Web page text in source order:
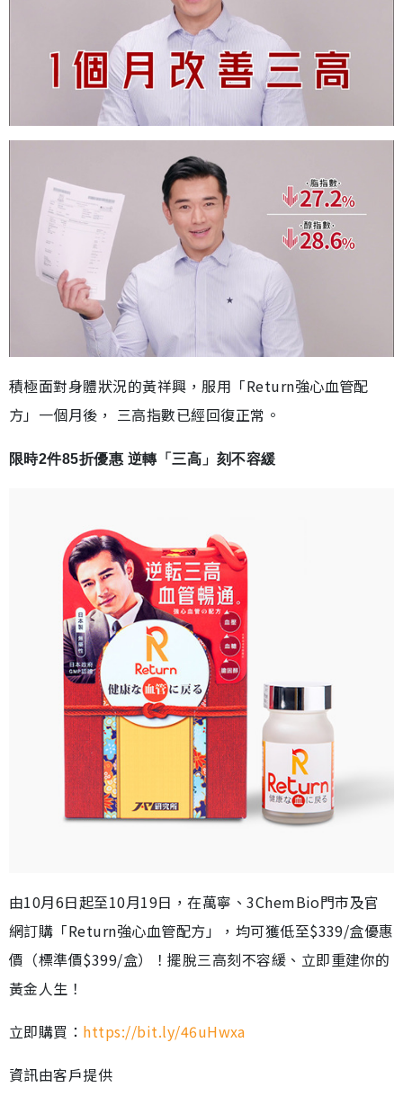
積極面對身體狀況的黃祥興，服用「Return強心血管配
方」一個月後， 三高指數已經回復正常。
限時2件85折優惠 逆轉「三高」刻不容緩
由10月6日起至10月19日，在萬寧、3ChemBio門市及官
網訂購「Return強心血管配方」，均可獲低至$339/盒優惠
價（標準價$399/盒）！擺脫三高刻不容緩、立即重建你的
黃金人生！
立即購買： https://bit.ly/46uHwxa
資訊由客戶提供